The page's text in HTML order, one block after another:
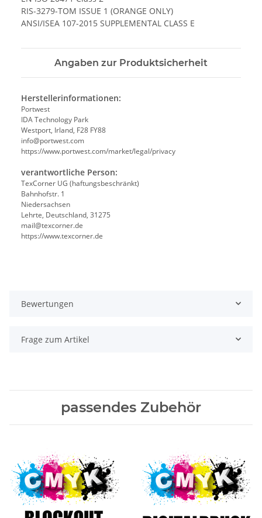
RIS-3279-TOM ISSUE 1 (ORANGE ONLY)
ANSI/ISEA 107-2015 SUPPLEMENTAL CLASS E
Angaben zur Produktsicherheit
Herstellerinformationen:
Portwest
IDA Technology Park
Westport, Irland, F28 FY88
info@portwest.com
https://www.portwest.com/market/legal/privacy
verantwortliche Person:
TexCorner UG (haftungsbeschränkt)
Bahnhofstr. 1
Niedersachsen
Lehrte, Deutschland, 31275
mail@texcorner.de
https://www.texcorner.de
Bewertungen
Frage zum Artikel
passendes Zubehör